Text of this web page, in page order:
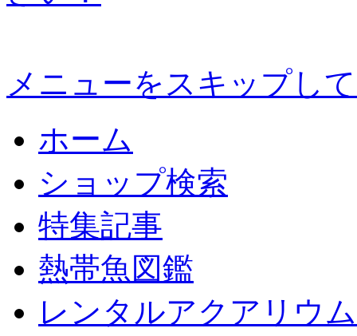
メニューをスキップし
ホーム
ショップ検索
特集記事
熱帯魚図鑑
レンタルアクアリウム